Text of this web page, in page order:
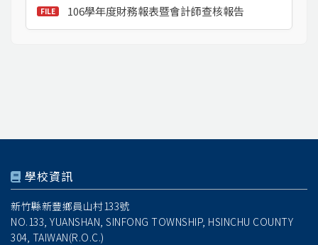
106學年度財務報表暨會計師查核報告
學校資訊
新竹縣新豐鄉員山村133號
NO.133, YUANSHAN, SINFONG TOWNSHIP, HSINCHU COUNTY
304, TAIWAN(R.O.C.)